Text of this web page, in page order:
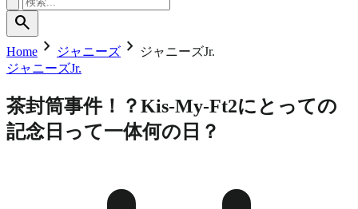
search
Home chevron_right ジャニーズ chevron_right ジャニーズJr.
ジャニーズJr.
茶封筒事件！？Kis-My-Ft2にとっての
記念日って一体何の日？